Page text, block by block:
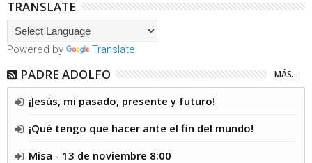
TRANSLATE
Powered by Translate
PADRE ADOLFO MÁS...
¡Jesús, mi pasado, presente y futuro!
¡Qué tengo que hacer ante el fin del mundo!
Misa - 13 de noviembre 8:00